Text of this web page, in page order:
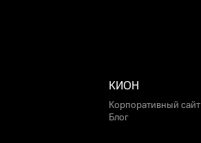
КИОН
Корпоративный сайт
Блог